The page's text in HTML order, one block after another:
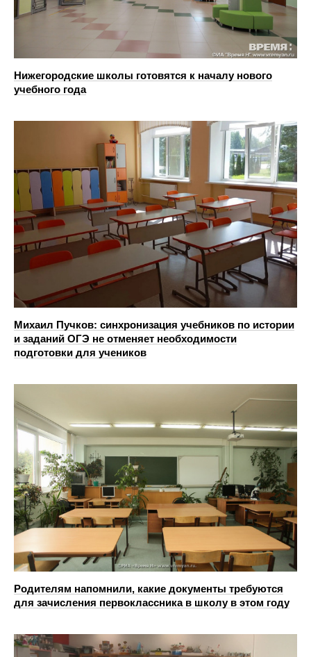
Нижегородские школы готовятся к началу нового
учебного года
Михаил Пучков: cинхронизация учебников по истории
и заданий ОГЭ не отменяет необходимости
подготовки для учеников
Родителям напомнили, какие документы требуются
для зачисления первоклассника в школу в этом году